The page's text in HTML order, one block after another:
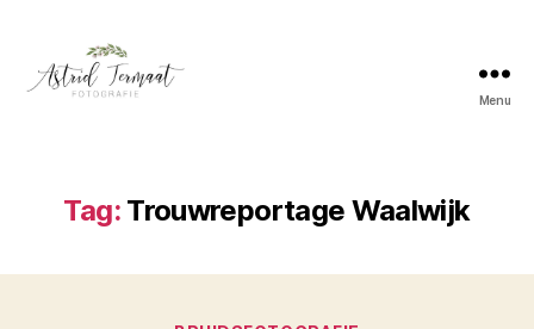
Menu
Tag: Trouwreportage Waalwijk